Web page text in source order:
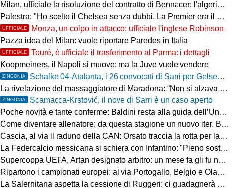
Milan, ufficiale la risoluzione del contratto di Bennacer: l'algerino saluta dopo sette anni
Palestra: "Ho scelto il Chelsea senza dubbi. La Premier era il mio sogno"
UFFICIALE Monza, un colpo in attacco: ufficiale l'inglese Robinson
Pazza idea del Milan: vuole riportare Paredes in Italia
UFFICIALE Touré, è ufficiale il trasferimento al Parma: i dettagli
Koopmeiners, il Napoli si muove: ma la Juve vuole vendere
ZINGONIA Schalke 04-Atalanta, i 26 convocati di Sarri per Gelsenkirchen
La rivelazione del massaggiatore di Maradona: “Non si alzava dal letto, ero preoccupato”
ZINGONIA Scamacca-Krstović, il nove di Sarri è un caso aperto
Poche novità e tante conferme: Baldini resta alla guida dell’Under 21
Come diventare allenatore: da questa stagione un nuovo iter. Beretta: “Un percorso più organico”
Cascia, al via il raduno della CAN: Orsato traccia la rotta per la nuova stagione
La Federcalcio messicana si schiera con Infantino: "Pieno sostegno alla sua leadership"
Supercoppa UEFA, Artan designato arbitro: un mese fa gli fu negato l'ingresso negli Stati Uniti
Ripartono i campionati europei: al via Portogallo, Belgio e Olanda
La Salernitana aspetta la cessione di Ruggeri: ci guadagnerà qualcosa